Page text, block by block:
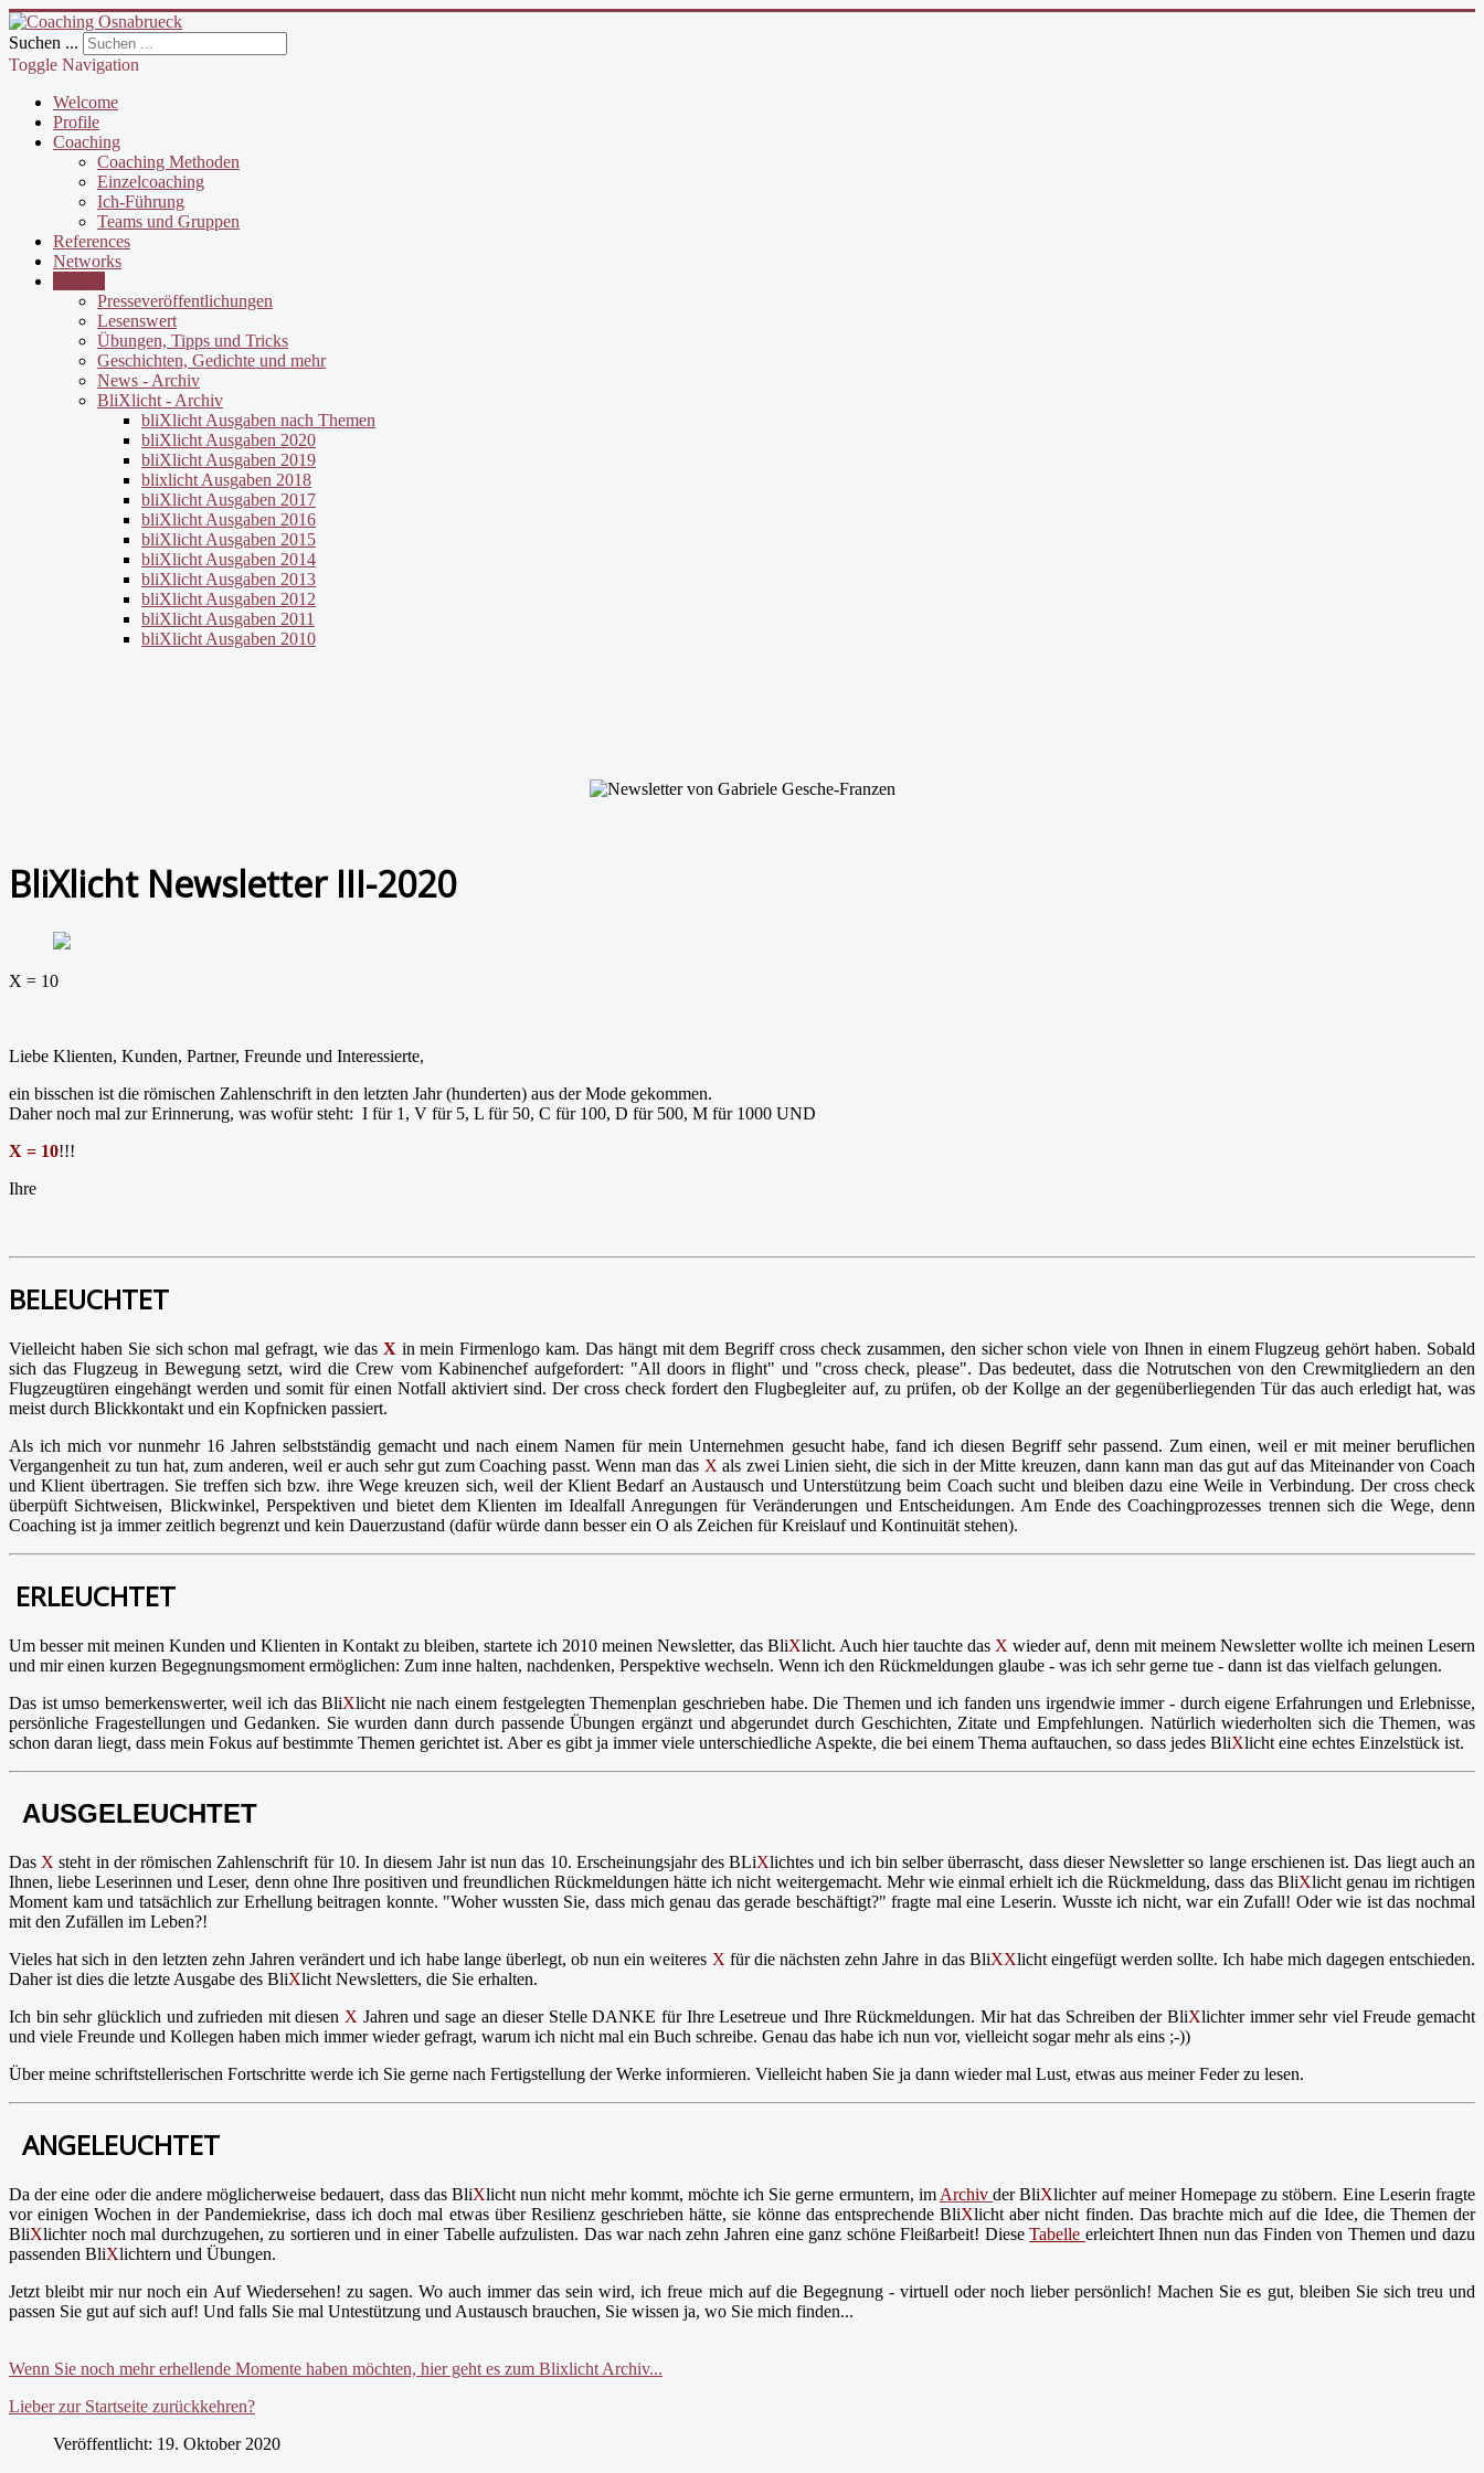
Suchen ...
Toggle Navigation
Welcome
Profile
Coaching
Coaching Methoden
Einzelcoaching
Ich-Führung
Teams und Gruppen
References
Networks
Presseveröffentlichungen
Lesenswert
Übungen, Tipps und Tricks
Geschichten, Gedichte und mehr
News - Archiv
BliXlicht - Archiv
bliXlicht Ausgaben nach Themen
bliXlicht Ausgaben 2020
bliXlicht Ausgaben 2019
blixlicht Ausgaben 2018
bliXlicht Ausgaben 2017
bliXlicht Ausgaben 2016
bliXlicht Ausgaben 2015
bliXlicht Ausgaben 2014
bliXlicht Ausgaben 2013
bliXlicht Ausgaben 2012
bliXlicht Ausgaben 2011
bliXlicht Ausgaben 2010
BliXlicht Newsletter III-2020
X = 10
Liebe Klienten, Kunden, Partner, Freunde und Interessierte,
ein bisschen ist die römischen Zahlenschrift in den letzten Jahr (hunderten) aus der Mode gekommen.
Daher noch mal zur Erinnerung, was wofür steht: I für 1, V für 5, L für 50, C für 100, D für 500, M für 1000 UND
X = 10!!!
Ihre
BELEUCHTET
Vielleicht haben Sie sich schon mal gefragt, wie das X in mein Firmenlogo kam. Das hängt mit dem Begriff cross check zusammen, den sicher schon viele von Ihnen in einem Flugzeug gehört haben. Sobald
sich das Flugzeug in Bewegung setzt, wird die Crew vom Kabinenchef aufgefordert: "All doors in flight" und "cross check, please". Das bedeutet, dass die Notrutschen von den Crewmitgliedern an den
Flugzeugtüren eingehängt werden und somit für einen Notfall aktiviert sind. Der cross check fordert den Flugbegleiter auf, zu prüfen, ob der Kollge an der gegenüberliegenden Tür das auch erledigt hat, was
meist durch Blickkontakt und ein Kopfnicken passiert.
Als ich mich vor nunmehr 16 Jahren selbstständig gemacht und nach einem Namen für mein Unternehmen gesucht habe, fand ich diesen Begriff sehr passend. Zum einen, weil er mit meiner beruflichen
Vergangenheit zu tun hat, zum anderen, weil er auch sehr gut zum Coaching passt. Wenn man das X als zwei Linien sieht, die sich in der Mitte kreuzen, dann kann man das gut auf das Miteinander von Coach
und Klient übertragen. Sie treffen sich bzw. ihre Wege kreuzen sich, weil der Klient Bedarf an Austausch und Unterstützung beim Coach sucht und bleiben dazu eine Weile in Verbindung. Der cross check
überpüft Sichtweisen, Blickwinkel, Perspektiven und bietet dem Klienten im Idealfall Anregungen für Veränderungen und Entscheidungen. Am Ende des Coachingprozesses trennen sich die Wege, denn
Coaching ist ja immer zeitlich begrenzt und kein Dauerzustand (dafür würde dann besser ein O als Zeichen für Kreislauf und Kontinuität stehen).
ERLEUCHTET
Um besser mit meinen Kunden und Klienten in Kontakt zu bleiben, startete ich 2010 meinen Newsletter, das BliXlicht. Auch hier tauchte das X wieder auf, denn mit meinem Newsletter wollte ich meinen Lesern
und mir einen kurzen Begegnungsmoment ermöglichen: Zum inne halten, nachdenken, Perspektive wechseln. Wenn ich den Rückmeldungen glaube - was ich sehr gerne tue - dann ist das vielfach gelungen.
Das ist umso bemerkenswerter, weil ich das BliXlicht nie nach einem festgelegten Themenplan geschrieben habe. Die Themen und ich fanden uns irgendwie immer - durch eigene Erfahrungen und Erlebnisse,
persönliche Fragestellungen und Gedanken. Sie wurden dann durch passende Übungen ergänzt und abgerundet durch Geschichten, Zitate und Empfehlungen. Natürlich wiederholten sich die Themen, was
schon daran liegt, dass mein Fokus auf bestimmte Themen gerichtet ist. Aber es gibt ja immer viele unterschiedliche Aspekte, die bei einem Thema auftauchen, so dass jedes BliXlicht eine echtes Einzelstück ist.
AUSGELEUCHTET
Das X steht in der römischen Zahlenschrift für 10. In diesem Jahr ist nun das 10. Erscheinungsjahr des BLiXlichtes und ich bin selber überrascht, dass dieser Newsletter so lange erschienen ist. Das liegt auch an
Ihnen, liebe Leserinnen und Leser, denn ohne Ihre positiven und freundlichen Rückmeldungen hätte ich nicht weitergemacht. Mehr wie einmal erhielt ich die Rückmeldung, dass das BliXlicht genau im richtigen
Moment kam und tatsächlich zur Erhellung beitragen konnte. "Woher wussten Sie, dass mich genau das gerade beschäftigt?" fragte mal eine Leserin. Wusste ich nicht, war ein Zufall! Oder wie ist das nochmal
mit den Zufällen im Leben?!
Vieles hat sich in den letzten zehn Jahren verändert und ich habe lange überlegt, ob nun ein weiteres X für die nächsten zehn Jahre in das BliXXlicht eingefügt werden sollte. Ich habe mich dagegen entschieden.
Daher ist dies die letzte Ausgabe des BliXlicht Newsletters, die Sie erhalten.
Ich bin sehr glücklich und zufrieden mit diesen X Jahren und sage an dieser Stelle DANKE für Ihre Lesetreue und Ihre Rückmeldungen. Mir hat das Schreiben der BliXlichter immer sehr viel Freude gemacht
und viele Freunde und Kollegen haben mich immer wieder gefragt, warum ich nicht mal ein Buch schreibe. Genau das habe ich nun vor, vielleicht sogar mehr als eins ;-))
Über meine schriftstellerischen Fortschritte werde ich Sie gerne nach Fertigstellung der Werke informieren. Vielleicht haben Sie ja dann wieder mal Lust, etwas aus meiner Feder zu lesen.
ANGELEUCHTET
Da der eine oder die andere möglicherweise bedauert, dass das BliXlicht nun nicht mehr kommt, möchte ich Sie gerne ermuntern, im Archiv der BliXlichter auf meiner Homepage zu stöbern. Eine Leserin fragte
vor einigen Wochen in der Pandemiekrise, dass ich doch mal etwas über Resilienz geschrieben hätte, sie könne das entsprechende BliXlicht aber nicht finden. Das brachte mich auf die Idee, die Themen der
BliXlichter noch mal durchzugehen, zu sortieren und in einer Tabelle aufzulisten. Das war nach zehn Jahren eine ganz schöne Fleißarbeit! DieseTabelle erleichtert Ihnen nun das Finden von Themen und dazu
passenden BliXlichtern und Übungen.
Jetzt bleibt mir nur noch ein Auf Wiedersehen! zu sagen. Wo auch immer das sein wird, ich freue mich auf die Begegnung - virtuell oder noch lieber persönlich! Machen Sie es gut, bleiben Sie sich treu und
passen Sie gut auf sich auf! Und falls Sie mal Untestützung und Austausch brauchen, Sie wissen ja, wo Sie mich finden...
Wenn Sie noch mehr erhellende Momente haben möchten, hier geht es zum Blixlicht Archiv...
Lieber zur Startseite zurückkehren?
Veröffentlicht: 19. Oktober 2020